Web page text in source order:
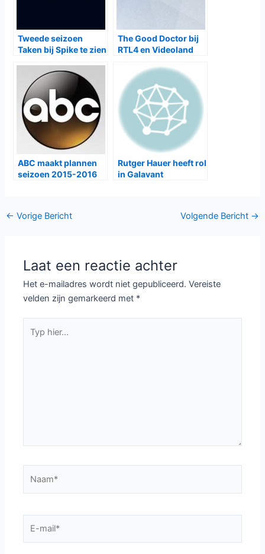
Tweede seizoen
Taken bij Spike te zien
The Good Doctor bij
RTL4 en Videoland
ABC maakt plannen
seizoen 2015-2016
Rutger Hauer heeft rol
in Galavant
Bericht
← Vorige Bericht Volgende Bericht →
Laat een reactie achter
Het e-mailadres wordt niet gepubliceerd. Vereiste
velden zijn gemarkeerd met *
hier...